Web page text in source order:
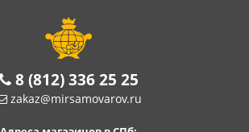
8 (812) 336 25 25
zakaz@mirsamovarov.ru